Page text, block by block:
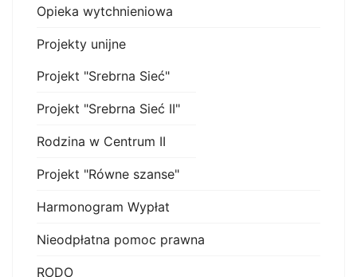
Opieka wytchnieniowa
Projekty unijne
Projekt "Srebrna Sieć"
Projekt "Srebrna Sieć II"
Rodzina w Centrum II
Projekt "Równe szanse"
Harmonogram Wypłat
Nieodpłatna pomoc prawna
RODO